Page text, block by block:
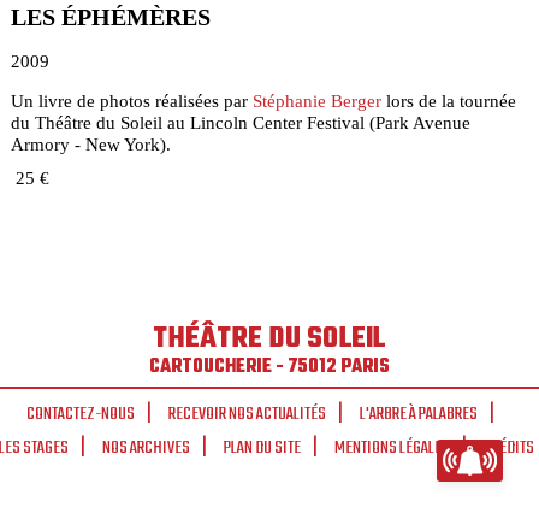
LES ÉPHÉMÈRES
2009
Un livre de photos réalisées par Stéphanie Bergerlors de la tournée
du Théâtre du Soleil au Lincoln Center Festival (Park Avenue
Armory - New York).
25 €
THÉÂTRE DU SOLEIL
CARTOUCHERIE - 75012 PARIS
CONTACTEZ-NOUS
RECEVOIR NOS ACTUALITÉS
L'ARBRE À PALABRES
LES STAGES
NOS ARCHIVES PLAN DU SITE MENTIONS LÉGALES CRÉDITS